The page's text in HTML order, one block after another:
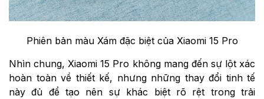
Phiên bản màu Xám đặc biệt của Xiaomi 15 Pro
Nhìn chung, Xiaomi 15 Pro không mang đến sự lột xác
hoàn toàn về thiết kế, nhưng những thay đổi tinh tế
này đủ để tạo nên sự khác biệt rõ rệt trong trải